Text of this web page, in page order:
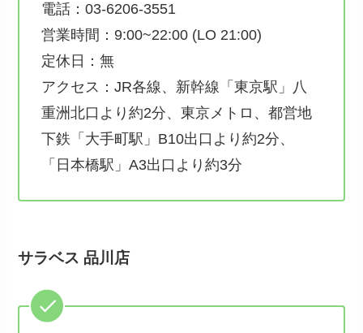
電話：03-6206-3551
営業時間：9:00~22:00 (LO 21:00)
定休日：無
アクセス：JR各線、新幹線「東京駅」八
重洲北口より約2分、東京メトロ、都営地
下鉄「大手町駅」B10出口より約2分、
「日本橋駅」A3出口より約3分
サラベス 品川店